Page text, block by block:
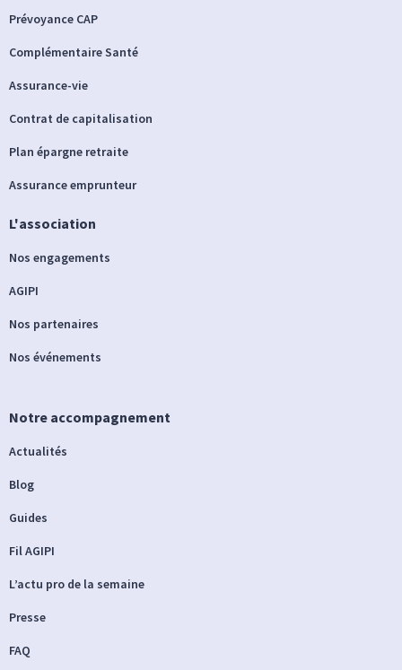
Prévoyance CAP
Complémentaire Santé
Assurance-vie
Contrat de capitalisation
Plan épargne retraite
Assurance emprunteur
L'association
Nos engagements
AGIPI
Nos partenaires
Nos événements
Notre accompagnement
Actualités
Blog
Guides
Fil AGIPI
L’actu pro de la semaine
Presse
FAQ